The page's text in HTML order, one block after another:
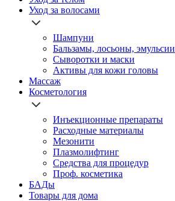
Уход за волосами
Шампуни
Бальзамы, лосьоны, эмульсии
Сыворотки и маски
Активы для кожи головы
Массаж
Косметология
Инъекционные препараты
Расходные материалы
Мезонити
Плазмолифтинг
Средства для процедур
Проф. косметика
БАДы
Товары для дома